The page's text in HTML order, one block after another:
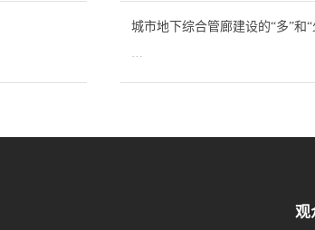
城市地下综合管廊建设的“多”和“
观